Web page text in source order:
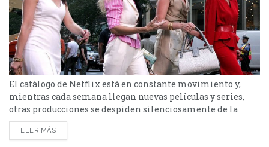
El catálogo de Netflix está en constante movimiento y,
mientras cada semana llegan nuevas películas y series,
otras producciones se despiden silenciosamente de la
plataforma. Esta vez, tres títulos muy diferentes entre sí
abandonarán el servicio en los próximos días: El bosque,
LEER MÁS